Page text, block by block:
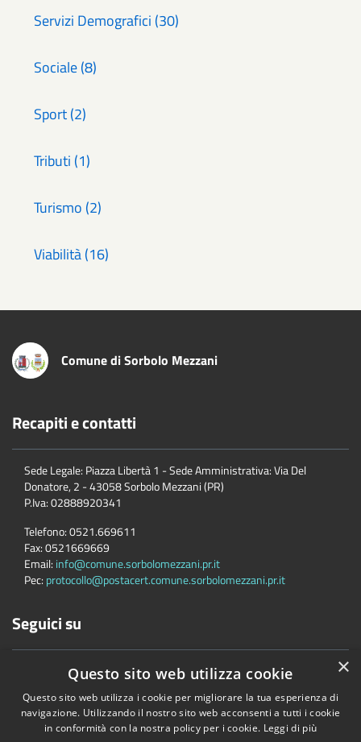
Servizi Demografici (30)
Sociale (8)
Sport (2)
Tributi (1)
Turismo (2)
Viabilità (16)
Comune di Sorbolo Mezzani
Recapiti e contatti
Sede Legale: Piazza Libertà 1 - Sede Amministrativa: Via Del
Donatore, 2 - 43058 Sorbolo Mezzani (PR)
P.Iva:02888920341
Telefono:0521.669611
Fax:0521669669
Email: info@comune.sorbolomezzani.pr.it
Pec: protocollo@postacert.comune.sorbolomezzani.pr.it
Seguici su
×
Questo sito web utilizza cookie
Questo sito web utilizza i cookie per migliorare la tua esperienza di
navigazione. Utilizzando il nostro sito web acconsenti a tutti i cookie
in conformità con la nostra policy per i cookie. Leggi di più